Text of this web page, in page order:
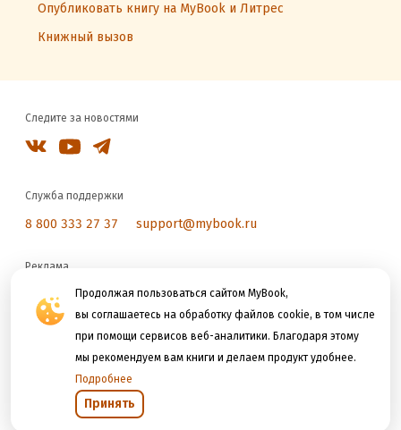
Продолжая пользоваться сайтом MyBook,
вы соглашаетесь на обработку файлов cookie, в том числе
при помощи сервисов веб-аналитики. Благодаря этому
мы рекомендуем вам книги и делаем продукт удобнее.
Подробнее
Принять
Опубликовать книгу на MyBook и Литрес
Книжный вызов
Следите за новостями
Служба поддержки
8 800 333 27 37 support@mybook.ru
Реклама
reklama@litres.ru
Мы принимаем к оплате
Открыть в приложении